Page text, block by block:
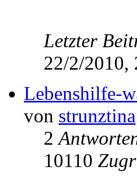
Letzter
22/2/2010,
Lebenshilfe-
von strunztina
2
10110